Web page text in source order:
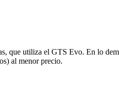
que utiliza el GTS Evo. En lo
al menor precio.